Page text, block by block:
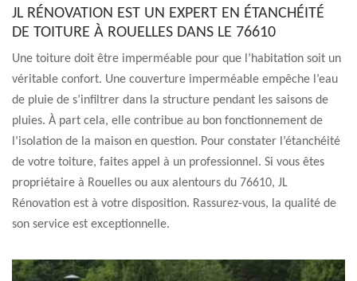
JL RÉNOVATION EST UN EXPERT EN ÉTANCHÉITÉ
DE TOITURE À ROUELLES DANS LE 76610
Une toiture doit être imperméable pour que l’habitation soit un
véritable confort. Une couverture imperméable empêche l’eau
de pluie de s’infiltrer dans la structure pendant les saisons de
pluies. À part cela, elle contribue au bon fonctionnement de
l’isolation de la maison en question. Pour constater l’étanchéité
de votre toiture, faites appel à un professionnel. Si vous êtes
propriétaire à Rouelles ou aux alentours du 76610, JL
Rénovation est à votre disposition. Rassurez-vous, la qualité de
son service est exceptionnelle.